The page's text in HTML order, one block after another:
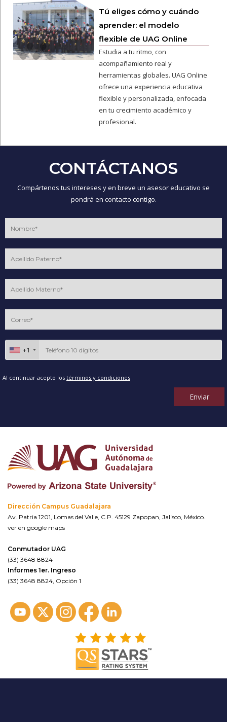
Tú eliges cómo y cuándo
aprender: el modelo
flexible de UAG Online
Estudia a tu ritmo, con
acompañamiento real y
herramientas globales. UAG Online
ofrece una experiencia educativa
flexible y personalizada, enfocada
en tu crecimiento académico y
profesional.
CONTÁCTANOS
Compártenos tus intereses y en breve un asesor educativo se
pondrá en contacto contigo.
+1
Al continuar acepto los términos y condiciones
Enviar
Dirección Campus Guadalajara
Av. Patria 1201, Lomas del Valle, C.P. 45129 Zapopan, Jalisco, México.
ver en google maps
Conmutador UAG
(33) 3648 8824
Informes 1er. Ingreso
(33) 3648 8824, Opción 1